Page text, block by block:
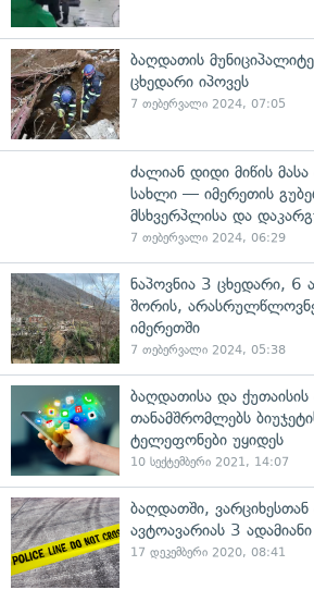
ბაღდათის
ცხედარი იპოვეს
7 თებერვალი 2024, 07:05
ძალიან დიდი მიწის
სახლი — იმერეთის
მსხვერპლისა და
7 თებერვალი 2024, 06:29
ნაპოვნია 3 ცხედარი, 6
შორის,
იმერეთში
7 თებერვალი 2024, 05:38
ბაღდათისა და ქუთაისის
თანამშრომლებს
ტელეფონები უყიდეს
10 სექტემბერი 2021, 14:07
ბაღდათში,
ავტოავარიას 3
17 დეკემბერი 2020, 08:41